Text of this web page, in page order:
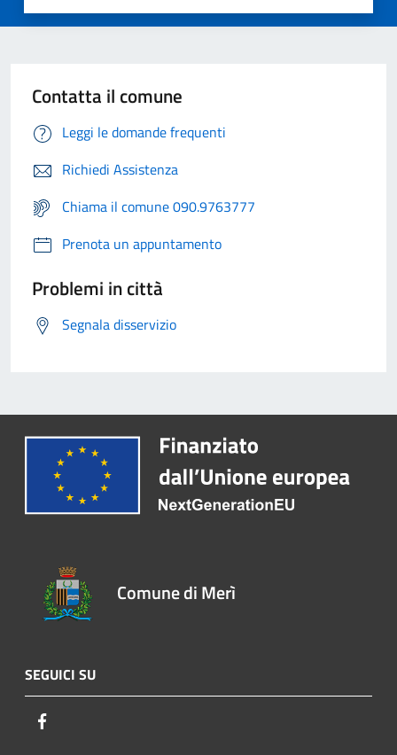
Contatta il comune
Leggi le domande frequenti
Richiedi Assistenza
Chiama il comune 090.9763777
Prenota un appuntamento
Problemi in città
Segnala disservizio
Comune di Merì
SEGUICI SU